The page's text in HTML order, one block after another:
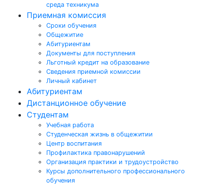
среда техникума
Приемная комиссия
Сроки обучения
Общежитие
Абитуриентам
Документы для поступления
Льготный кредит на образование
Сведения приемной комиссии
Личный кабинет
Абитуриентам
Дистанционное обучение
Студентам
Учебная работа
Студенческая жизнь в общежитии
Центр воспитания
Профилактика правонарушений
Организация практики и трудоустройство
Курсы дополнительного профессионального
обучения